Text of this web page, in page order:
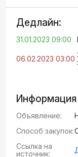
Дедлайн:
31.01.2023 09:00
06.02.2023 03:00
Информация
Объявление:
Способ закупок:
Ссылка на
источник: